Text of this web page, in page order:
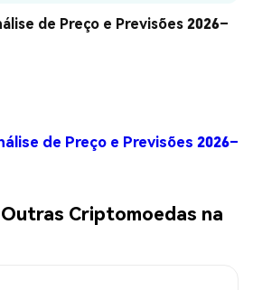
de Preço e Previsões 2026–
de Preço e Previsões 2026–
Criptomoedas na